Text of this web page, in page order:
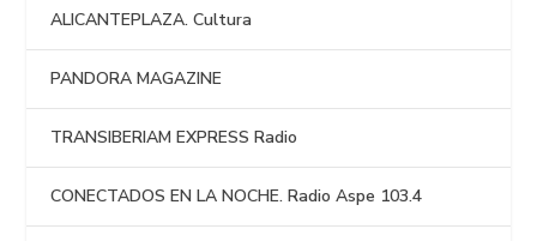
ALICANTEPLAZA. Cultura
PANDORA MAGAZINE
TRANSIBERIAM EXPRESS Radio
CONECTADOS EN LA NOCHE. Radio Aspe 103.4